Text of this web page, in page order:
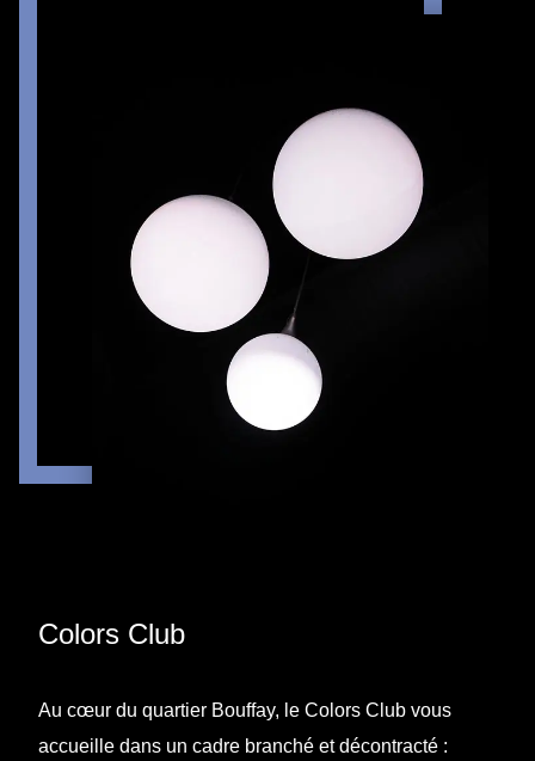
Colors Club
Au cœur du quartier Bouffay, le Colors Club vous
accueille dans un cadre branché et décontracté :